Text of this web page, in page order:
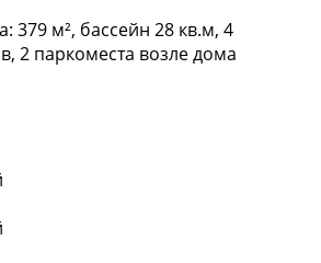
379 м², бассейн 28 кв.м, 4
2 паркоместа возле дома